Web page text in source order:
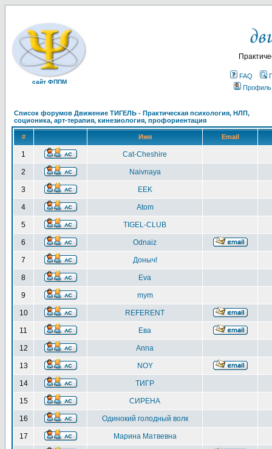
сайт ФППМ
FAQ
Профиль
Список форумов Движение ТИГЕЛЬ - Практическая психология, НЛП,
соционика, арт-терапия, кинезиология, профориентация
# Имя Email
1 Cat-Cheshire
2 Naivnaya
3 EEK
4 Atom
5 TIGEL-CLUB
6 Odnaiz
7 Доныч!
8 Eva
9 mym
10 REFERENT
11 Ева
12 Anna
13 NOY
14 ТИГР
15 СИРЕНА
16 Одинокий голодный волк
17 Марина Матвевна